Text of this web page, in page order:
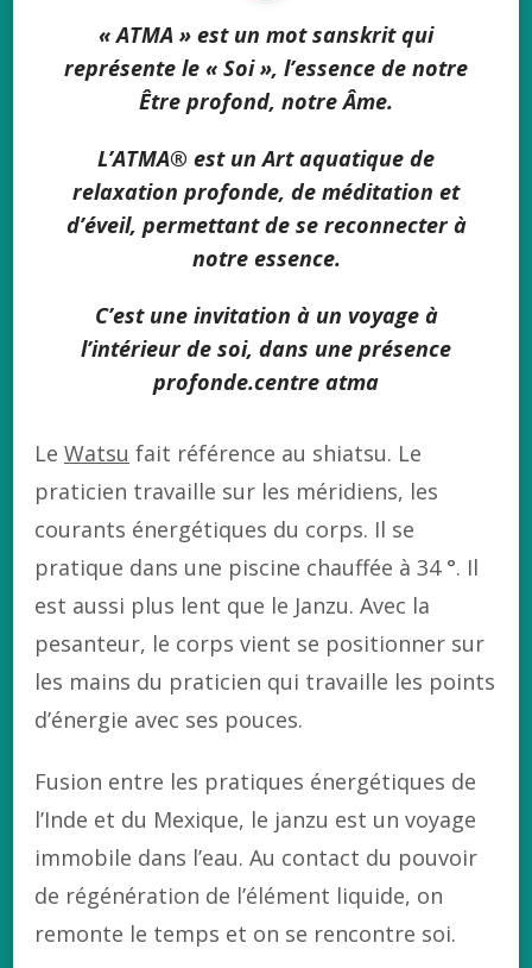
« ATMA » est un mot sanskrit qui
représente le « Soi », l’essence de notre
Être profond, notre Âme.
L’ATMA® est un Art aquatique de
relaxation profonde, de méditation et
d’éveil, permettant de se reconnecter à
notre essence.
C’est une invitation à un voyage à
l’intérieur de soi, dans une présence
profonde.centre atma
Le Watsu fait référence au shiatsu. Le
praticien travaille sur les méridiens, les
courants énergétiques du corps. Il se
pratique dans une piscine chauffée à 34 °. Il
est aussi plus lent que le Janzu. Avec la
pesanteur, le corps vient se positionner sur
les mains du praticien qui travaille les points
d’énergie avec ses pouces.
Fusion entre les pratiques énergétiques de
l’Inde et du Mexique, le janzu est un voyage
immobile dans l’eau. Au contact du pouvoir
de régénération de l’élément liquide, on
remonte le temps et on se rencontre soi.